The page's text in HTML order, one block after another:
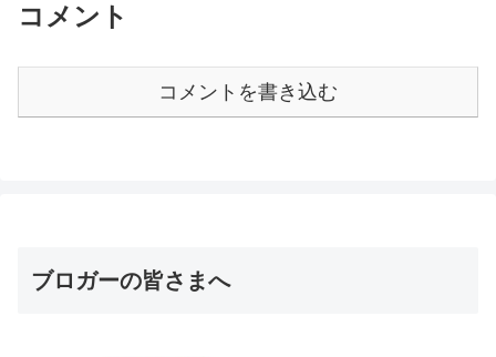
コメント
コメントを書き込む
ブロガーの皆さまへ